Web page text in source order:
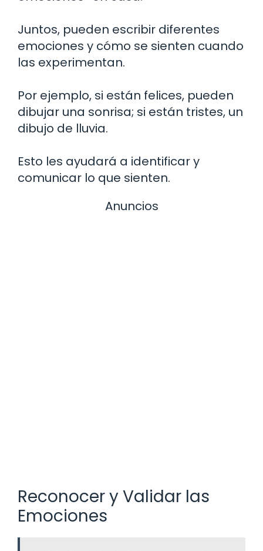
Juntos, pueden escribir diferentes
emociones y cómo se sienten cuando
las experimentan.
Por ejemplo, si están felices, pueden
dibujar una sonrisa; si están tristes, un
dibujo de lluvia.
Esto les ayudará a identificar y
comunicar lo que sienten.
Anuncios
Reconocer y Validar las
Emociones